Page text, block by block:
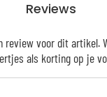
Reviews
review voor dit artikel.
als korting op je